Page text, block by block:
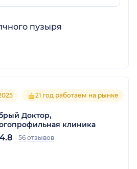
пузыря
21 год работаем на рынке
Доктор,
клиника
4.8 56 отзывов